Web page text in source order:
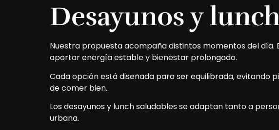
Desayunos y
Nuestra propuesta acompaña distintos momentos del día.
aportar energía estable y bienestar prolongado.
Cada opción está diseñada para ser equilibrada, evitando
de comer bien.
Los desayunos y lunch saludables se adaptan tanto a
urbana.